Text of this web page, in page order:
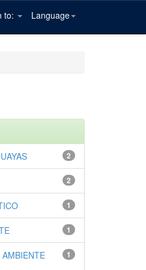
Language
to:
2
2
1
1
1